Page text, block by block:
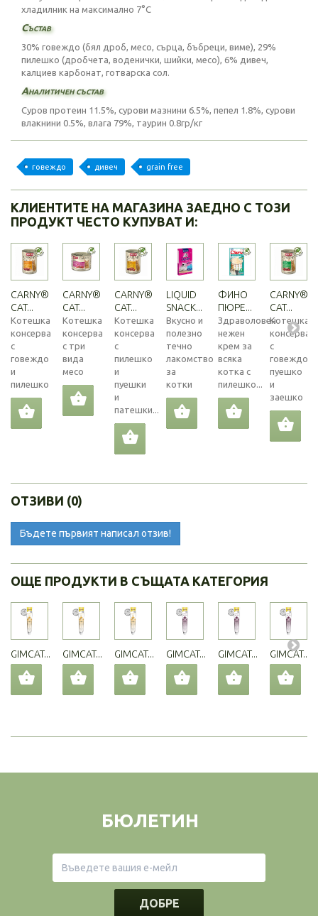
хладилник на максимално 7°C
Състав
30% говеждо (бял дроб, месо, сърца, бъбреци, виме), 29%
пилешко (дробчета, воденички, шийки, месо), 6% дивеч,
калциев карбонат, готварска сол.
Аналитичен състав
Суров протеин 11.5%, сурови мазнини 6.5%, пепел 1.8%, сурови
влакнини 0.5%, влага 79%, таурин 0.8гр/кг
говеждо дивеч grain free
КЛИЕНТИТЕ НА МАГАЗИНА ЗАЕДНО С ТОЗИ
ПРОДУКТ ЧЕСТО КУПУВАТ И:
CARNY®
CAT...
Котешка
консерва
с
говеждо
и
пилешко
CARNY®
CAT...
Котешка
консерва
с три
вида
месо
CARNY®
CAT...
Котешка
консерва
с
пилешко
и
пуешки
и
патешки...
LIQUID
SNACK...
Вкусно и
полезно
течно
лакомство
за
котки
ФИНО
ПЮРЕ...
Здраволовен
нежен
крем за
всяка
котка с
пилешко...
CARNY®
CAT...
Котешка
консерва
с
говеждо,
пуешко
и
заешко
ОТЗИВИ (0)
Бъдете първият написал отзив!
ОЩЕ ПРОДУКТИ В СЪЩАТА КАТЕГОРИЯ
GIMCAT... GIMCAT... GIMCAT... GIMCAT... GIMCAT... GIMCAT...
БЮЛЕТИН
ДОБРЕ